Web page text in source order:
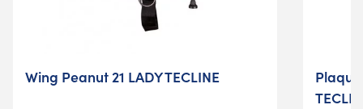
Wing Peanut 21 LADY TECLINE